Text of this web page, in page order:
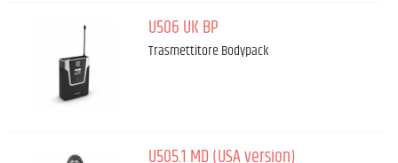
U506 UK BP
Trasmettitore Bodypack